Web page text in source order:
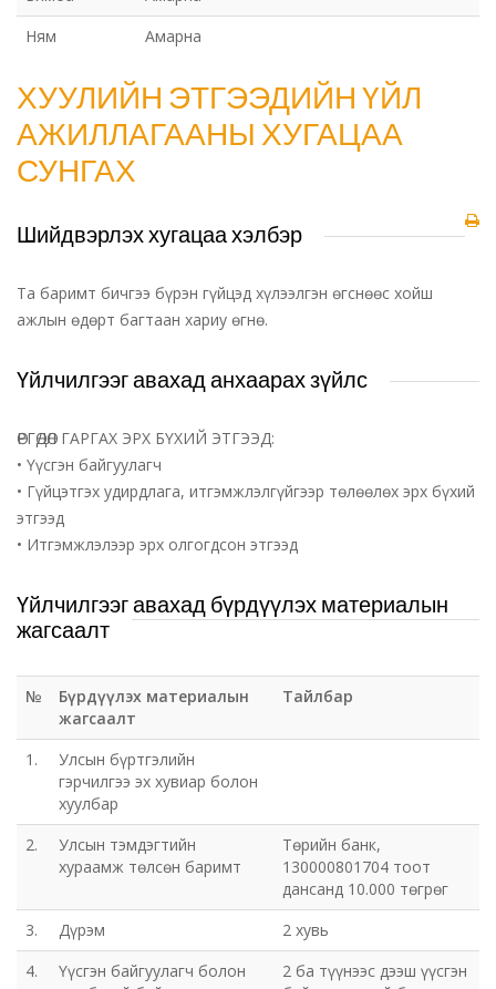
Ням
Амарна
ХУУЛИЙН ЭТГЭЭДИЙН ҮЙЛ
АЖИЛЛАГААНЫ ХУГАЦАА
СУНГАХ
Шийдвэрлэх хугацаа хэлбэр
Та баримт бичгээ бүрэн гүйцэд хүлээлгэн өгснөөс хойш
ажлын өдөрт багтаан хариу өгнө.
Үйлчилгээг авахад анхаарах зүйлс
ӨРГӨДӨЛ ГАРГАХ ЭРХ БҮХИЙ ЭТГЭЭД:
• Үүсгэн байгуулагч
• Гүйцэтгэх удирдлага, итгэмжлэлгүйгээр төлөөлөх эрх бүхий
этгээд
• Итгэмжлэлээр эрх олгогдсон этгээд
Үйлчилгээг авахад бүрдүүлэх материалын
жагсаалт
№
Бүрдүүлэх материалын
жагсаалт
Тайлбар
1.
Улсын бүртгэлийн
гэрчилгээ эх хувиар болон
хуулбар
2.
Улсын тэмдэгтийн
хураамж төлсөн баримт
Төрийн банк,
130000801704 тоот
дансанд 10.000 төгрөг
3.
Дүрэм
2 хувь
4.
Үүсгэн байгуулагч болон
2 ба түүнээс дээш үүсгэн